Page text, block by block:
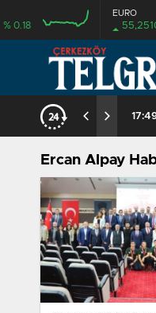
% 0.18
EURO
Ercan Alpay